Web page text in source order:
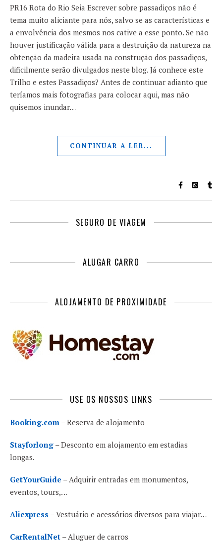
PR16 Rota do Rio Seia Escrever sobre passadiços não é
tema muito aliciante para nós, salvo se as características e
a envolvência dos mesmos nos cative a esse ponto. Se não
houver justificação válida para a destruição da natureza na
obtenção da madeira usada na construção dos passadiços,
dificilmente serão divulgados neste blog. Já conhece este
Trilho e estes Passadiços? Antes de continuar adianto que
teríamos mais fotografias para colocar aqui, mas não
quisemos inundar…
CONTINUAR A LER...
SEGURO DE VIAGEM
ALUGAR CARRO
ALOJAMENTO DE PROXIMIDADE
USE OS NOSSOS LINKS
Booking.com – Reserva de alojamento
Stayforlong – Desconto em alojamento em estadias
longas.
GetYourGuide – Adquirir entradas em monumentos,
eventos, tours,…
Aliexpress – Vestuário e acessórios diversos para viajar…
CarRentalNet – Aluguer de carros